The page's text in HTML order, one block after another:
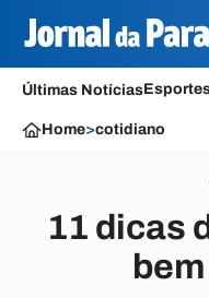
Últimas Notícias
Home>cotidiano
11 dicas